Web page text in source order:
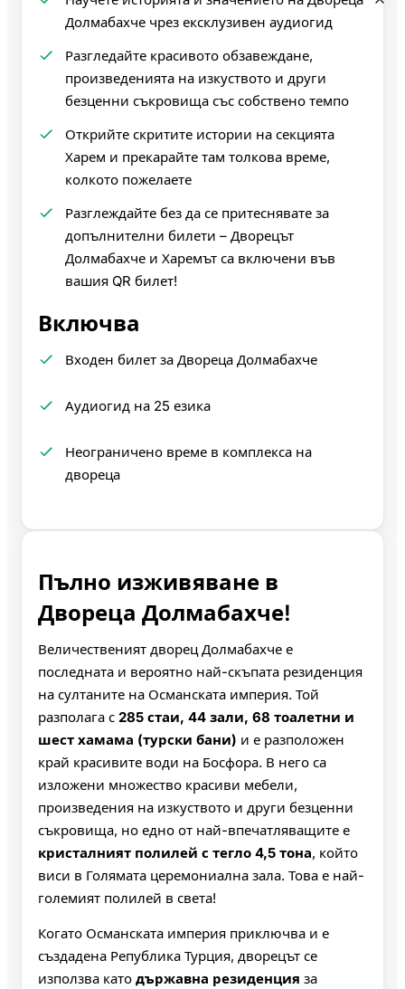
Долмабахче чрез ексклузивен аудиогид
Разгледайте красивото обзавеждане,
произведенията на изкуството и други
безценни съкровища със собствено темпо
Открийте скритите истории на секцията
Харем и прекарайте там толкова време,
колкото пожелаете
Разглеждайте без да се притеснявате за
допълнителни билети – Дворецът
Долмабахче и Харемът са включени във
вашия QR билет!
Включва
Входен билет за Двореца Долмабахче
Аудиогид на 25 езика
Неограничено време в комплекса на
двореца
Пълно изживяване в
Двореца Долмабахче!
Величественият дворец Долмабахче е
последната и вероятно най-скъпата резиденция
на султаните на Османската империя. Той
разполага с 285 стаи, 44 зали, 68 тоалетни и
шест хамама (турски бани) и е разположен
край красивите води на Босфора. В него са
изложени множество красиви мебели,
произведения на изкуството и други безценни
съкровища, но едно от най-впечатляващите е
кристалният полилей с тегло 4,5 тона, който
виси в Голямата церемониална зала. Това е най-
големият полилей в света!
Когато Османската империя приключва и е
създадена Република Турция, дворецът се
използва като държавна резиденция за